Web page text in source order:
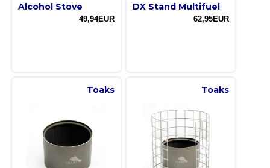
Alcohol Stove
49,94EUR
DX Stand Multifuel
62,95EUR
Toaks Toaks